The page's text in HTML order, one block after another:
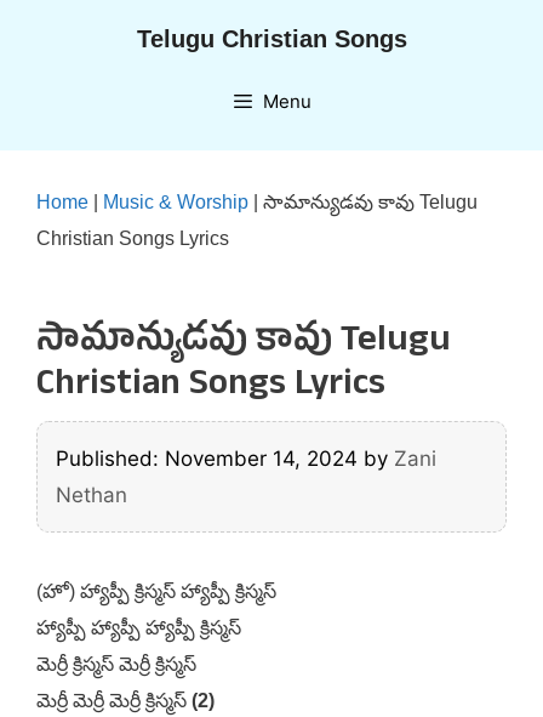
Telugu Christian Songs
Menu
Home Music & Worship
సామాన్యుడవు కావు Telugu
Christian Songs Lyrics
సామాన్యుడవు కావు Telugu
Christian Songs Lyrics
Published: November 14, 2024 by Zani
Nethan
(హో) హ్యాప్పీ క్రిస్మస్ హ్యాప్పీ క్రిస్మస్
హ్యాప్పీ హ్యాప్పీ హ్యాప్పీ క్రిస్మస్
మెర్రీ క్రిస్మస్ మెర్రీ క్రిస్మస్
మెర్రీ మెర్రీ మెర్రీ క్రిస్మస్ (2)